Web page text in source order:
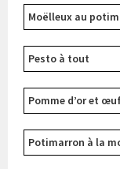
Moëlleux au
Pesto à tout
Pomme d’or et
Potimarron à la